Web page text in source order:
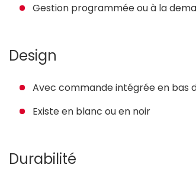
Gestion programmée ou à la
Design
Avec commande intégrée en bas
Existe en blanc ou en noir
Durabilité